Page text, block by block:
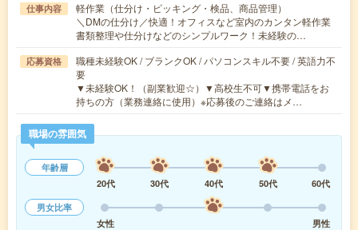
仕事内容
軽作業（仕分け・ピッキング・検品、商品管理）
＼DMの仕分け／快適！オフィスなど室内のカンタン軽作業
書類整理や仕分けなどのシンプルワーク！未経験の…
応募資格
職種未経験OK / ブランクOK / パソコンスキル不要 / 英語力不
要
▼未経験OK！（副業歓迎☆）▼高校生不可▼携帯電話をお
持ちの方（業務連絡に使用）※応募後のご連絡はメ…
職場の雰囲気
年齢層
20代
30代 40代 50代
60代
男女比率
女性
男性